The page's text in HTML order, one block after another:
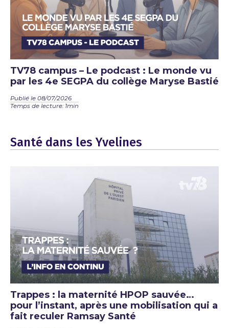
TV78 campus – Le podcast : Le monde vu
par les 4e SEGPA du collège Maryse Bastié
Publié le 08/07/2026
Temps de lecture: 1min
Santé dans les Yvelines
Trappes : la maternité HPOP sauvée…
pour l’instant, après une mobilisation qui a
fait reculer Ramsay Santé